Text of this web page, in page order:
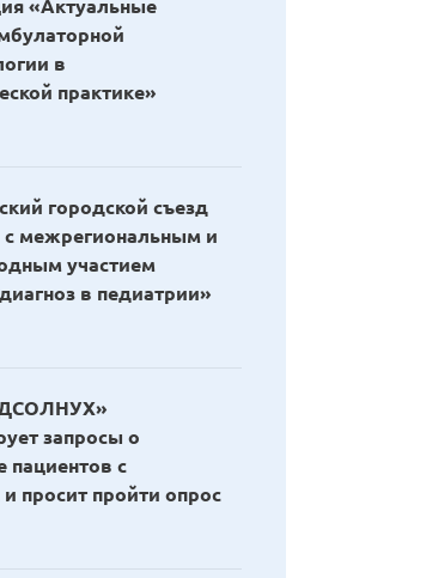
«Актуальные
в
практике»
городской съезд
с межрегиональным и
участием
в педиатрии»
запросы о
пациентов с
просит пройти опрос